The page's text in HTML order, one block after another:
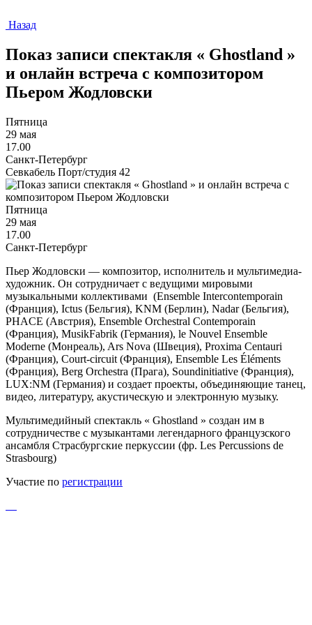
Назад
Показ записи спектакля « Ghostland »
и онлайн встреча с композитором
Пьером Жодловски
Пятница
29 мая
17.00
Санкт-Петербург
Севкабель Порт/студия 42
Пятница
29 мая
17.00
Санкт-Петербург
Пьер Жодловски — композитор, исполнитель и мультимедиа-
художник. Он сотрудничает с ведущими мировыми
музыкальными коллективами (Ensemble Intercontemporain
(Франция), Ictus (Бельгия), KNM (Берлин), Nadar (Бельгия),
PHACE (Австрия), Ensemble Orchestral Contemporain
(Франция), MusikFabrik (Германия), le Nouvel Ensemble
Moderne (Монреаль), Ars Nova (Швеция), Proxima Centauri
(Франция), Court-circuit (Франция), Ensemble Les Éléments
(Франция), Berg Orchestra (Прага), Soundinitiative (Франция),
LUX:NM (Германия) и создает проекты, объединяющие танец,
видео, литературу, акустическую и электронную музыку.
Мультимедийный спектакль « Ghostland » создан им в
сотрудничестве с музыкантами легендарного французского
ансамбля Страсбургские перкуссии (фр. Les Percussions de
Strasbourg)
Участие по регистрации